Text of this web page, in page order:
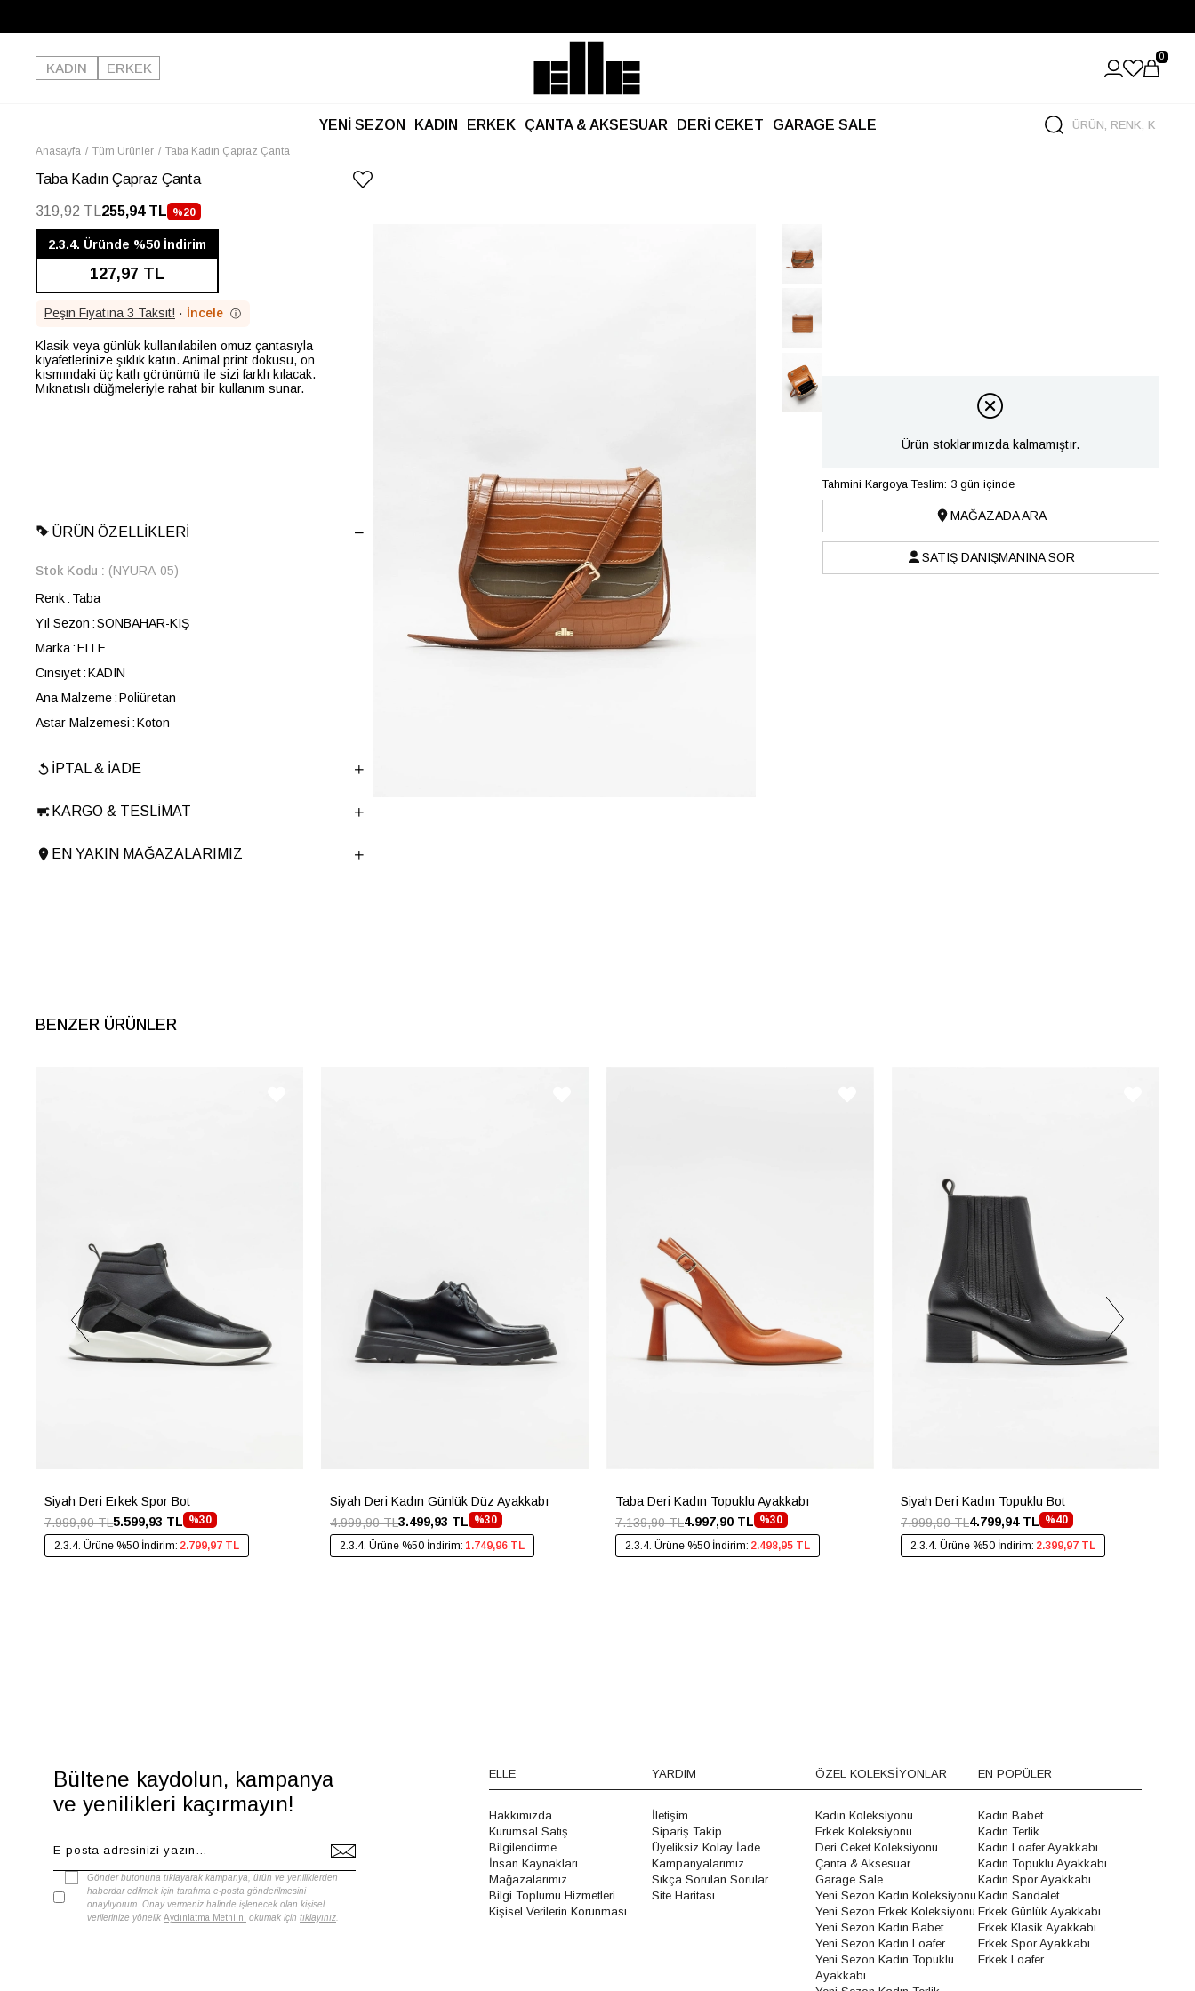
Kargo Ücretsiz!
KADIN
ERKEK
0
YENİ SEZON KADIN ERKEK ÇANTA & AKSESUAR DERİ CEKET GARAGE SALE
Anasayfa Tüm Ürünler Taba Kadın Çapraz Çanta
Taba Kadın Çapraz Çanta
319,92 TL255,94 TL %20
İNDIRIM
2.3.4. Üründe %50 İndirim
127,97 TL
Peşin Fiyatına 3 Taksit! · İncele ⓘ
Klasik veya günlük kullanılabilen omuz çantasıyla
kıyafetlerinize şıklık katın. Animal print dokusu, ön
kısmındaki üç katlı görünümü ile sizi farklı kılacak.
Mıknatıslı düğmeleriyle rahat bir kullanım sunar.
ÜRÜN ÖZELLIKLERI
Stok Kodu
(NYURA-05)
Renk Taba
Yıl Sezon SONBAHAR-KIŞ
Marka ELLE
Cinsiyet KADIN
Ana Malzeme Poliüretan
Astar Malzemesi Koton
Boy
22 cm
Tema
Animal Print
İPTAL & İADE
KARGO & TESLIMAT
EN YAKIN MAĞAZALARIMIZ
Ürün stoklarımızda kalmamıştır.
Tahmini Kargoya Teslim: 3 gün içinde
MAĞAZADA ARA
SATIŞ DANIŞMANINA SOR
BENZER ÜRÜNLER
Siyah Deri Erkek Spor Bot
%30
5.599,93 TL
7.999,90 TL
2.3.4. Ürüne %50 İndirim: 2.799,97 TL
Siyah Deri Kadın Günlük Düz Ayakkabı
%30
3.499,93 TL
4.999,90 TL
2.3.4. Ürüne %50 İndirim: 1.749,96 TL
Taba Deri Kadın Topuklu Ayakkabı
%30
4.997,90 TL
7.139,90 TL
2.3.4. Ürüne %50 İndirim: 2.498,95 TL
Siyah Deri Kadın Topuklu Bot
%40
4.799,94 TL
7.999,90 TL
2.3.4. Ürüne %50 İndirim: 2.399,97 TL
Bültene kaydolun, kampanya
ve yenilikleri kaçırmayın!
Gönder butonuna tıklayarak kampanya, ürün ve yeniliklerden
haberdar edilmek için tarafıma e-posta gönderilmesini
onaylıyorum. Onay vermeniz halinde işlenecek olan kişisel
verilerinize yönelik Aydınlatma Metni'ni okumak için tıklayınız
ELLE
Hakkımızda
Kurumsal Satış
Bilgilendirme
İnsan Kaynakları
Mağazalarımız
Bilgi Toplumu Hizmetleri
Kişisel Verilerin Korunması
YARDIM
İletişim
Sipariş Takip
Üyeliksiz Kolay İade
Kampanyalarımız
Sıkça Sorulan Sorular
Site Haritası
ÖZEL KOLEKSİYONLAR
Kadın Koleksiyonu
Erkek Koleksiyonu
Deri Ceket Koleksiyonu
Çanta & Aksesuar
Garage Sale
Yeni Sezon Kadın Koleksiyonu
Yeni Sezon Erkek Koleksiyonu
Yeni Sezon Kadın Babet
Yeni Sezon Kadın Loafer
Yeni Sezon Kadın Topuklu
Ayakkabı
EN POPÜLER
Kadın Babet
Kadın Terlik
Kadın Loafer Ayakkabı
Kadın Topuklu Ayakkabı
Kadın Spor Ayakkabı
Kadın Sandalet
Erkek Günlük Ayakkabı
Erkek Klasik Ayakkabı
Erkek Spor Ayakkabı
Erkek Loafer